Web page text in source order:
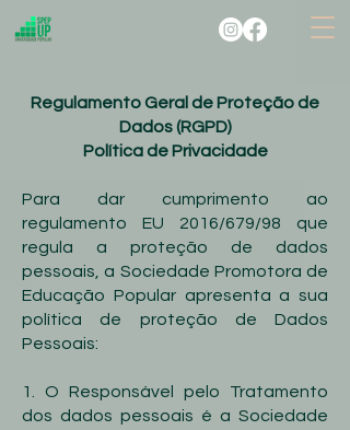
Regulamento Geral de Proteção de
Dados (RGPD)
Política de Privacidade
Para dar cumprimento ao
regulamento EU 2016/679/98 que
regula a proteção de dados
pessoais, a Sociedade Promotora de
Educação Popular apresenta a sua
política de proteção de Dados
Pessoais:
1. O Responsável pelo Tratamento
dos dados pessoais é a Sociedade